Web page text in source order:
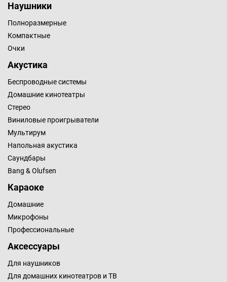
Наушники
Полноразмерные
Компактные
Очки
Акустика
Беспроводные системы
Домашние кинотеатры
Стерео
Виниловые проигрыватели
Мультирум
Напольная акустика
Саундбары
Bang & Olufsen
Караоке
Домашние
Микрофоны
Профессиональные
Аксессуары
Для наушников
Для домашних кинотеатров и ТВ